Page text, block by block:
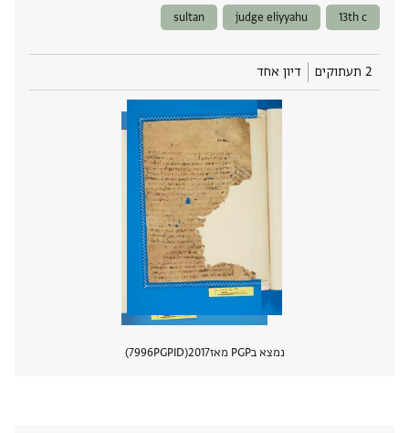
13th c
judge eliyyahu
sultan
2 תעתוקים דיון אחד
נמצא בPGP מאז 2017
PGPID
7996